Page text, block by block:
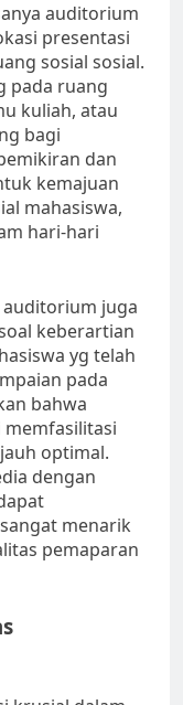
auditorium
presentasi
sosial sosial.
pada ruang
kuliah, atau
bagi
dan
kemajuan
mahasiswa,
hari-hari
juga
keberartian
yg telah
pada
bahwa
optimal.
dengan
menarik
pemaparan